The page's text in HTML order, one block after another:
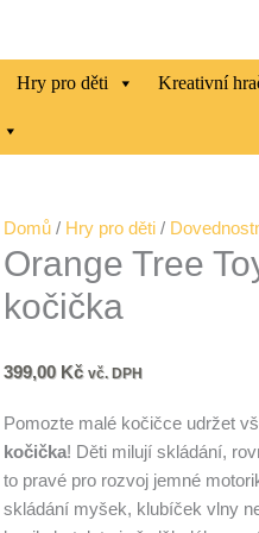
Hry pro děti Kreativní
Domů / Hry pro děti /
Orange Tree
kočička
399,00 Kč vč. DPH
Pomozte malé kočičce udržet
kočička! Děti milují skládání,
to pravé pro rozvoj jemné
skládání myšek, klubíček vlny
Orange
Tree
hra:
množství